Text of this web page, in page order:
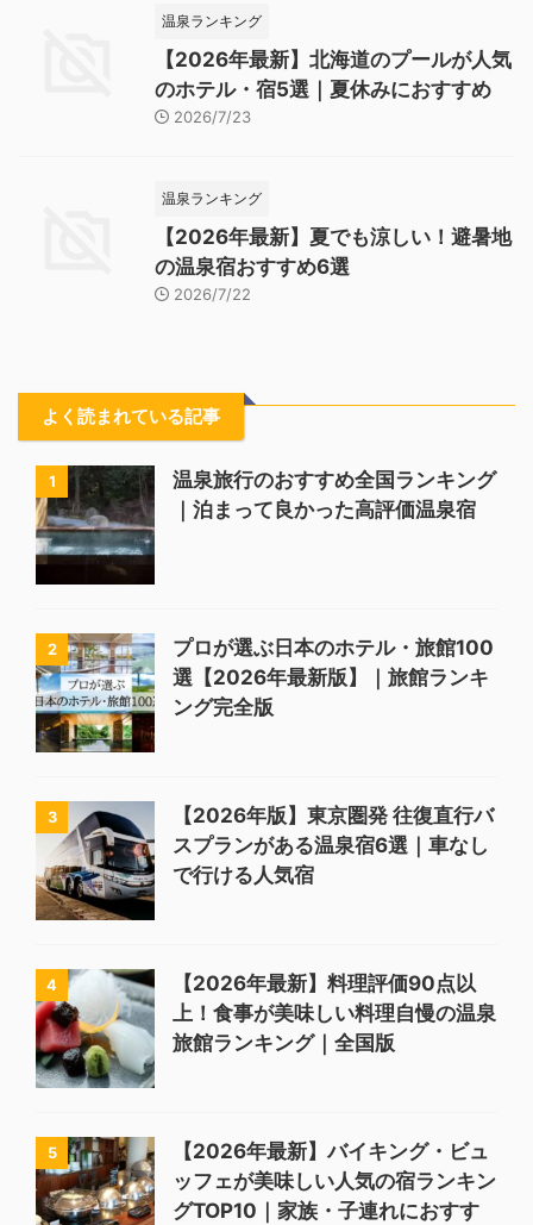
温泉ランキング
【2026年最新】北海道のプールが人気
のホテル・宿5選｜夏休みにおすすめ
2026/7/23
温泉ランキング
【2026年最新】夏でも涼しい！避暑地
の温泉宿おすすめ6選
2026/7/22
よく読まれている記事
1
温泉旅行のおすすめ全国ランキング
｜泊まって良かった高評価温泉宿
2
プロが選ぶ日本のホテル・旅館100
選【2026年最新版】｜旅館ランキ
ング完全版
3
【2026年版】東京圏発 往復直行バ
スプランがある温泉宿6選｜車なし
で行ける人気宿
4
【2026年最新】料理評価90点以
上！食事が美味しい料理自慢の温泉
旅館ランキング｜全国版
5
【2026年最新】バイキング・ビュ
ッフェが美味しい人気の宿ランキン
グTOP10｜家族・子連れにおすす